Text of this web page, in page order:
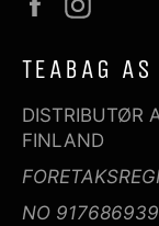
TEABAG AS
DISTRIBUTØR
FINLAND
NO 917686939